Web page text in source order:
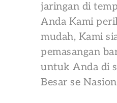
jaringan di
Anda Kami
mudah, Kami
pemasangan
untuk Anda di
Besar se